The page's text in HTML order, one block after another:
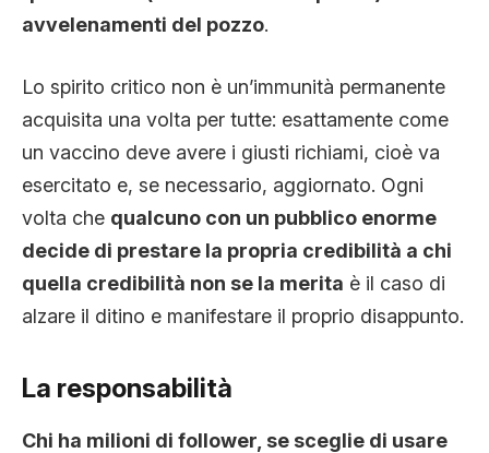
avvelenamenti del pozzo.
Lo spirito critico non è un’immunità permanente
acquisita una volta per tutte: esattamente come
un vaccino deve avere i giusti richiami, cioè va
esercitato e, se necessario, aggiornato. Ogni
volta che qualcuno con un pubblico enorme
decide di prestare la propria credibilità a chi
quella credibilità non se la merita è il caso di
alzare il ditino e manifestare il proprio disappunto.
La responsabilità
Chi ha milioni di follower, se sceglie di usare